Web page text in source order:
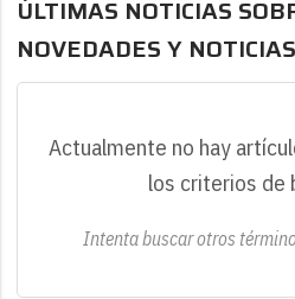
ÚLTIMAS NOTICIAS
NOVEDADES Y NOTICIAS
Actualmente no hay
los criterios de
Intenta buscar otros